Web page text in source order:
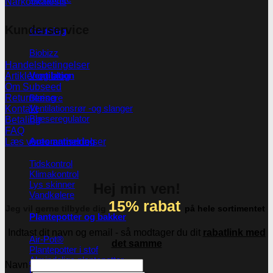
Gødning
Biobizz
Ventilation
Blæsere
Ventilationsrør -og slanger
Blæseregulator
Automatisering
Tidskontrol
Klimakontrol
Lys skinner
Vandkølere
Plantepotter og bakker
Air-Pot®
Plantepotter i stof
Almindelige plantepotter
Plastikbakker
Kunderservice
Handelsbetingelser
Artikler og blog
Om Subseed
Returnering
Kontakt
Betaling
FAQ
Læs vores anmeldelser
15% rabat på hele sortimentet
Indtast dit navn og email - så modtager du dit rabatlink med
det samme
Navn